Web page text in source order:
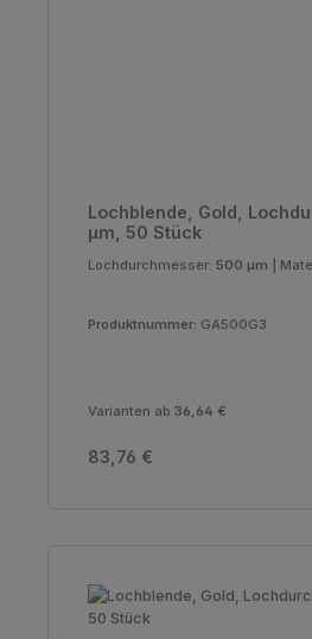
Lochblende, Gold,
µm, 50 Stück
Lochdurchmesser: 500 µm
Produktnummer: GA500G3
Varianten ab 36,64 €
Regulärer Preis:
83,76 €